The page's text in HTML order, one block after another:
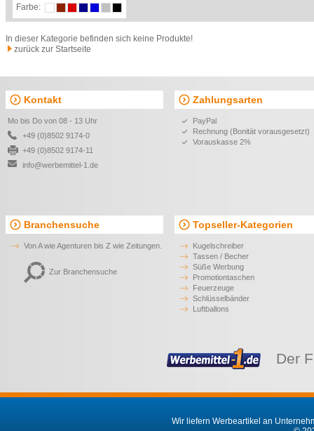
schreiben konnte, als mit handelsüblichen Kugelschreibern zu dieser Zeit. So
Status im Bereich der Werbeartikel.
Neben seiner erfolgreichen Spezialisierung auf hochwertige Kugelschreiber,
Weiterentwicklung und Optimierung von hochwertigen Füllfederhaltern
Füllfederhalter der Marke Jotter den berühmten Pfeilclip auf. Nutzen Sie das
Farbe:
In dieser Kategorie befinden sich keine Produkte!
zurück zur Startseite
Kontakt
Mo bis Do von 08 - 13 Uhr
+49 (0)8502 9174-0
+49 (0)8502 9174-11
info@werbemittel-1.de
Zahlungsarten
PayPal
Rechnung (Bonität vorausgesetzt)
Vorauskasse 2%
Branchensuche
Von A wie Agenturen bis Z wie Zeitungen.
Zur Branchensuche
Topseller-Kategorien
Kugelschreiber
Tassen / Becher
Süße Werbung
Promotiontaschen
Feuerzeuge
Schlüsselbänder
Luftballons
Der
Wir liefern Werbeartikel an